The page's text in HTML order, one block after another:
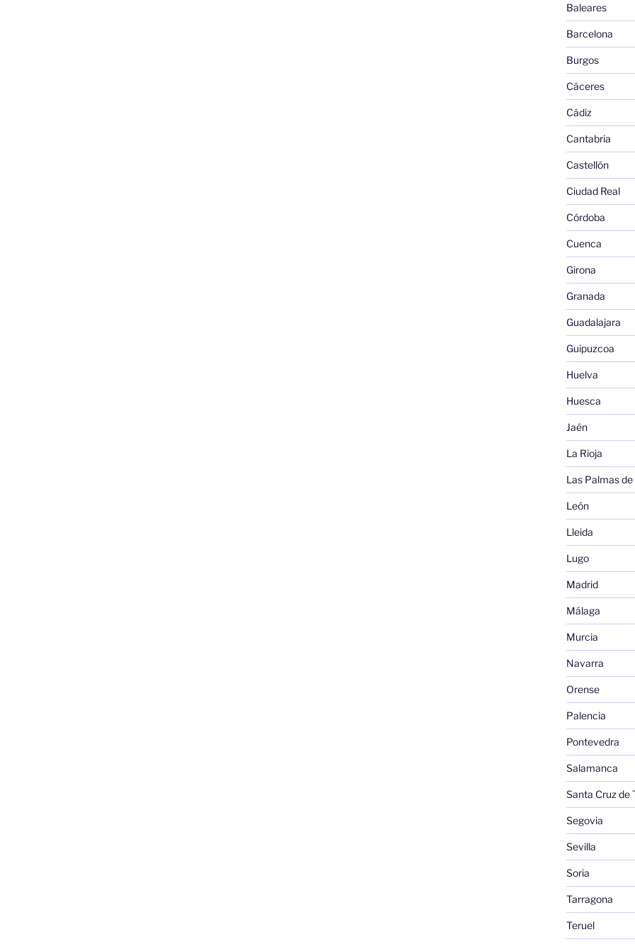
Baleares
Barcelona
Burgos
Cáceres
Cádiz
Cantabria
Castellón
Ciudad Real
Córdoba
Cuenca
Girona
Granada
Guadalajara
Guipuzcoa
Huelva
Huesca
Jaén
La Rioja
Las Palmas
León
Lleida
Lugo
Madrid
Málaga
Murcia
Navarra
Orense
Palencia
Pontevedra
Salamanca
Santa Cruz de
Segovia
Sevilla
Soria
Tarragona
Teruel